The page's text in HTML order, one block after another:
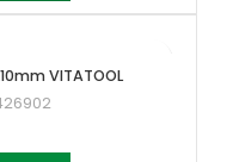
VITATOOL